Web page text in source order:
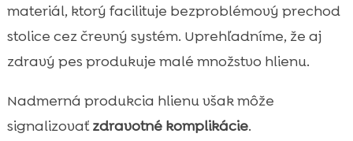
materiál, ktorý facilituje bezproblémový prechod
stolice cez črevný systém. Uprehľadníme, že aj
zdravý pes produkuje malé množstvo hlienu.
Nadmerná produkcia hlienu však môže
signalizovaťzdravotné komplikácie.